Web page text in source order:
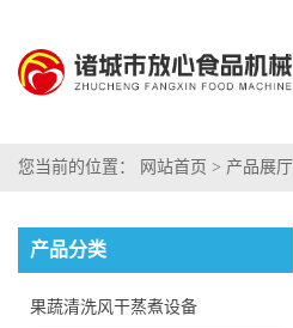
您当前的位置： 网站首页 > 产品展厅
产品分类
果蔬清洗风干蒸煮设备